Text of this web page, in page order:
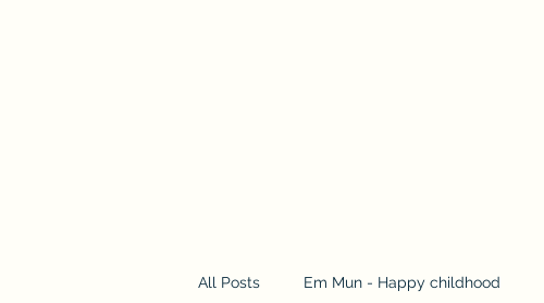
All Posts Em Mun - Happy childhood